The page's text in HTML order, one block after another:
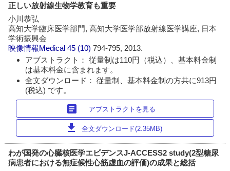
正しい放射線生物学教育も重要
小川恭弘
高知大学臨床医学部門, 高知大学医学部放射線医学講座, 日本
学術振興会
映像情報Medical 45 (10)794-795, 2013.
アブストラクト： 従量制は110円（税込）、基本料金制
は基本料金に含まれます。
全文ダウンロード： 従量制、基本料金制の方共に913円
(税込) です。
article アブストラクトを見る
download 全文ダウンロード(2.35MB)
わが国発の心臓核医学エビデンスJ-ACCESS2 study(2型糖尿
病患者における無症候性心筋虚血の評価)の成果と総括